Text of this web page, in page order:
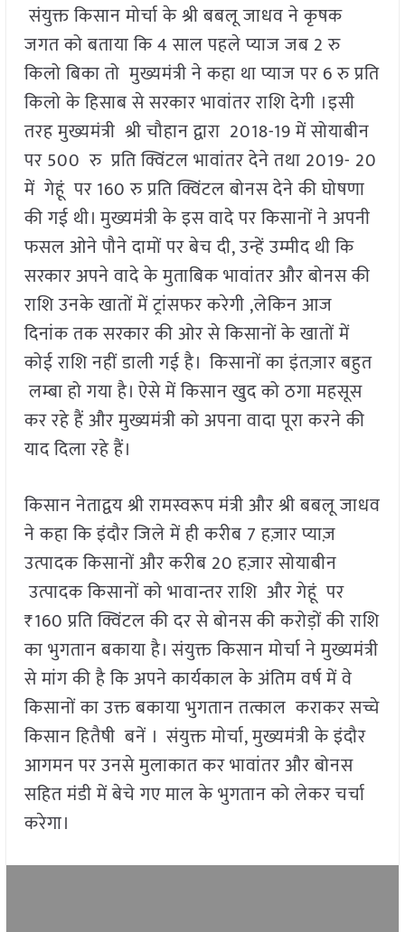
संयुक्त किसान मोर्चा के श्री बबलू जाधव ने कृषक
जगत को बताया कि 4 साल पहले प्याज जब 2 रु
किलो बिका तो मुख्यमंत्री ने कहा था प्याज पर 6 रु प्रति
किलो के हिसाब से सरकार भावांतर राशि देगी ।इसी
तरह मुख्यमंत्री श्री चौहान द्वारा 2018-19 में सोयाबीन
पर 500 रु प्रति क्विंटल भावांतर देने तथा 2019- 20
में गेहूं पर 160 रु प्रति क्विंटल बोनस देने की घोषणा
की गई थी। मुख्यमंत्री के इस वादे पर किसानों ने अपनी
फसल ओने पौने दामों पर बेच दी, उन्हें उम्मीद थी कि
सरकार अपने वादे के मुताबिक भावांतर और बोनस की
राशि उनके खातों में ट्रांसफर करेगी ,लेकिन आज
दिनांक तक सरकार की ओर से किसानों के खातों में
कोई राशि नहीं डाली गई है। किसानों का इंतज़ार बहुत
लम्बा हो गया है। ऐसे में किसान खुद को ठगा महसूस
कर रहे हैं और मुख्यमंत्री को अपना वादा पूरा करने की
याद दिला रहे हैं।
किसान नेताद्वय श्री रामस्वरूप मंत्री और श्री बबलू जाधव
ने कहा कि इंदौर जिले में ही करीब 7 हज़ार प्याज़
उत्पादक किसानों और करीब 20 हज़ार सोयाबीन
उत्पादक किसानों को भावान्तर राशि और गेहूं पर
₹160 प्रति क्विंटल की दर से बोनस की करोड़ों की राशि
का भुगतान बकाया है। संयुक्त किसान मोर्चा ने मुख्यमंत्री
से मांग की है कि अपने कार्यकाल के अंतिम वर्ष में वे
किसानों का उक्त बकाया भुगतान तत्काल कराकर सच्चे
किसान हितैषी बनें । संयुक्त मोर्चा, मुख्यमंत्री के इंदौर
आगमन पर उनसे मुलाकात कर भावांतर और बोनस
सहित मंडी में बेचे गए माल के भुगतान को लेकर चर्चा
करेगा।